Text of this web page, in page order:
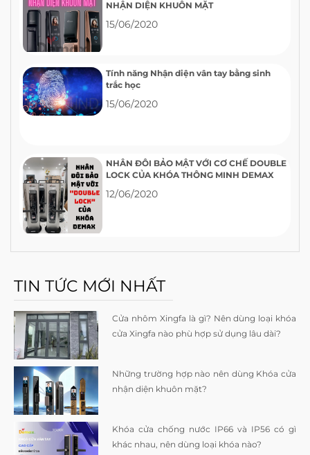
NHẬN DIỆN KHUÔN MẶT
15/06/2020
Tính năng Nhận diện vân tay bằng sinh
trắc học
15/06/2020
NHÂN ĐÔI BẢO MẬT VỚI CƠ CHẾ DOUBLE
LOCK CỦA KHÓA THÔNG MINH DEMAX
12/06/2020
TIN TỨC MỚI NHẤT
Cửa nhôm Xingfa là gì? Nên dùng loại khóa
cửa Xingfa nào phù hợp sử dụng lâu dài?
Những trường hợp nào nên dùng Khóa cửa
nhận diện khuôn mặt?
Khóa cửa chống nước IP66 và IP56 có gì
khác nhau, nên dùng loại khóa nào?